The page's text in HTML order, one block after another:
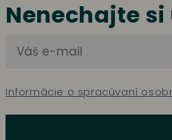
Nenechajte
Informácie o spracúvaní